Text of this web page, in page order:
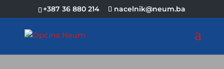
+387 36 880 214 nacelnik@neum.ba